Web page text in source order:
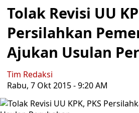
Tolak Revisi UU
Persilahkan
Ajukan Usulan
Tim Redaksi
Rabu, 7 Okt 2015 - 9:20 AM